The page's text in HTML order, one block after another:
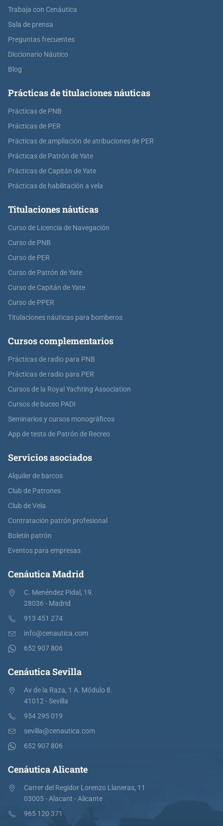
Trabaja con Cenáutica
Sala de prensa
Preguntas frecuentes
Diccionario Náutico
Blog
Prácticas de titulaciones náuticas
Prácticas de PNB
Prácticas de PER
Prácticas de ampliación de atribuciones de PER
Prácticas de Patrón de Yate
Prácticas de Capitán de Yate
Prácticas de habilitación a vela
Titulaciones náuticas
Curso de Licencia de Navegación
Curso de PNB
Curso de PER
Curso de Patrón de Yate
Curso de Capitán de Yate
Curso de PPER
Titulaciones náuticas para bomberos
Cursos complementarios
Prácticas de radio para PNB
Prácticas de radio para PER
Cursos de la Royal Yachting Association
Cursos de buceo PADI
Seminarios y cursos monográficos
App de tests de Patrón de Recreo
Servicios asociados
Alquiler de barcos
Club de Patrones
Club de Vela
Contratación patrón profesional
Boletín patrón
Eventos para empresas
Cenáutica Madrid
C. Menéndez Pidal, 19.
28036 - Madrid
913 451 274
info@cenautica.com
652 907 806
Cenáutica Sevilla
Av de la Raza, 1 A. Módulo 8.
41012 - Sevilla
954 295 019
sevilla@cenautica.com
652 907 806
Cenáutica Alicante
Carrer del Regidor Lorenzo Llaneras, 11
03005 - Alacant - Alicante
965 120 371